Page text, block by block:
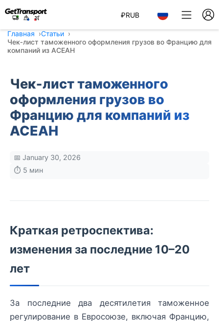
₽RUB
Главная
Статьи
Чек‑лист таможенного оформления грузов во Францию для
компаний из АСЕАН
Чек‑лист таможенного
оформления грузов во
Францию для компаний из
АСЕАН
📅 January 30, 2026
⏱️ 5 мин
Краткая ретроспектива:
изменения за последние 10–20
лет
За последние два десятилетия таможенное
регулирование в Евросоюзе, включая Францию,